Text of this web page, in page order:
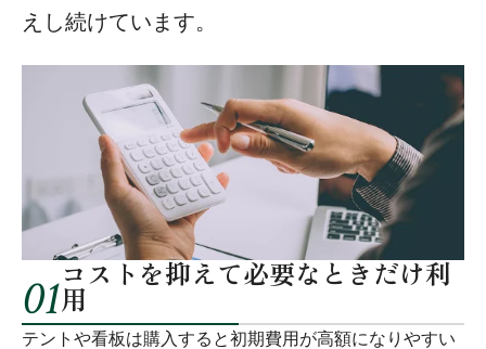
えし続けています。
01コストを抑えて必要なときだけ利
用
テントや看板は購入すると初期費用が高額になりやすい